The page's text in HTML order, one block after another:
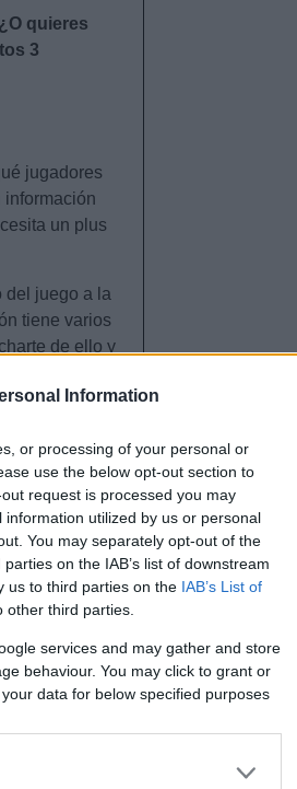
Information
or processing of your personal or
use the below opt-out section to
request is processed you may
utilized by us or personal
You may separately opt-out of the
on the IAB’s list of downstream
us to third parties on the IAB’s List of
third parties.
services and may gather and store
behaviour. You may click to grant or
data for below specified purposes
quieres
3
jugadores
información
un plus
del juego a la
tiene varios
de ello y
les pone en
cuentan
Real
un valor
lesiones y
que tener
11